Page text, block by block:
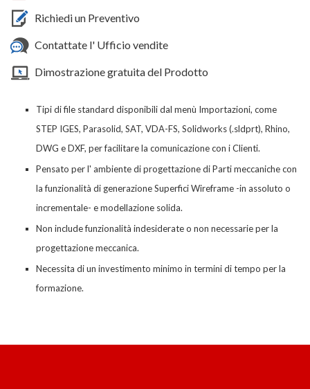
Richiedi un Preventivo
Contattate l' Ufficio vendite
Dimostrazione gratuita del Prodotto
Tipi di file standard disponibili dal menù Importazioni, come
STEP IGES, Parasolid, SAT, VDA-FS, Solidworks (.sldprt), Rhino,
DWG e DXF, per facilitare la comunicazione con i Clienti.
Pensato per l' ambiente di progettazione diPartimeccaniche con
la funzionalità di generazione Superfici Wireframe -in assoluto o
incrementale- e modellazione solida.
Non include funzionalità indesiderate o non necessarie per la
progettazione meccanica.
Necessita di un investimento minimo in termini di tempo per la
formazione.